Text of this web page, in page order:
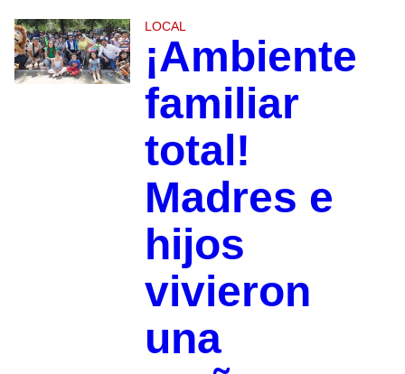
LOCAL
¡Ambiente
familiar
total!
Madres e
hijos
vivieron
una